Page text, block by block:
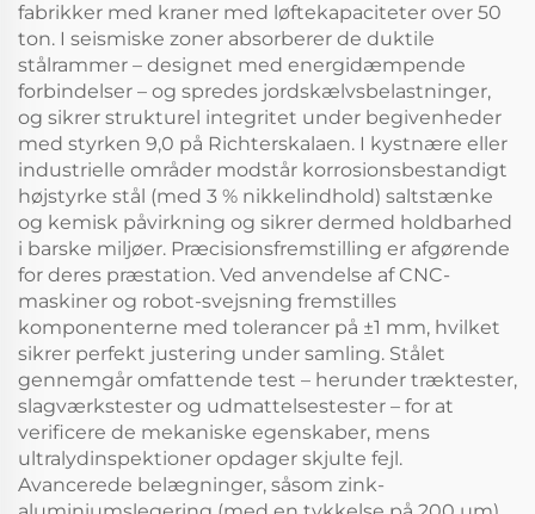
fabrikker med kraner med løftekapaciteter over 50
ton. I seismiske zoner absorberer de duktile
stålrammer – designet med energidæmpende
forbindelser – og spredes jordskælvsbelastninger,
og sikrer strukturel integritet under begivenheder
med styrken 9,0 på Richterskalaen. I kystnære eller
industrielle områder modstår korrosionsbestandigt
højstyrke stål (med 3 % nikkelindhold) saltstænke
og kemisk påvirkning og sikrer dermed holdbarhed
i barske miljøer. Præcisionsfremstilling er afgørende
for deres præstation. Ved anvendelse af CNC-
maskiner og robot-svejsning fremstilles
komponenterne med tolerancer på ±1 mm, hvilket
sikrer perfekt justering under samling. Stålet
gennemgår omfattende test – herunder træktester,
slagværkstester og udmattelsestester – for at
verificere de mekaniske egenskaber, mens
ultralydinspektioner opdager skjulte fejl.
Avancerede belægninger, såsom zink-